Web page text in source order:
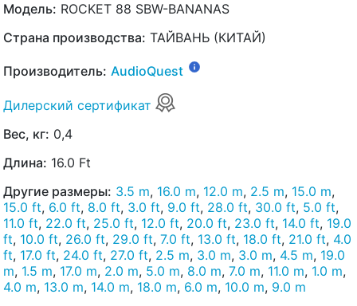
Модель: ROCKET 88 SBW-BANANAS
Страна производства: ТАЙВАНЬ (КИТАЙ)
Производитель: AudioQuest
Дилерский сертификат
Вес, кг: 0,4
Длина: 16.0 Ft
Другие размеры: 3.5 m, 16.0 m, 12.0 m, 2.5 m, 15.0 m,
15.0 ft, 6.0 ft, 8.0 ft, 3.0 ft, 9.0 ft, 28.0 ft, 30.0 ft, 5.0 ft,
11.0 ft, 22.0 ft, 25.0 ft, 12.0 ft, 20.0 ft, 23.0 ft, 14.0 ft, 19.0
ft, 10.0 ft, 26.0 ft, 29.0 ft, 7.0 ft, 13.0 ft, 18.0 ft, 21.0 ft, 4.0
ft, 17.0 ft, 24.0 ft, 27.0 ft, 2.5 m, 3.0 m, 3.0 m, 4.5 m, 19.0
m, 1.5 m, 17.0 m, 2.0 m, 5.0 m, 8.0 m, 7.0 m, 11.0 m, 1.0 m,
4.0 m, 13.0 m, 14.0 m, 18.0 m, 6.0 m, 10.0 m, 9.0 m